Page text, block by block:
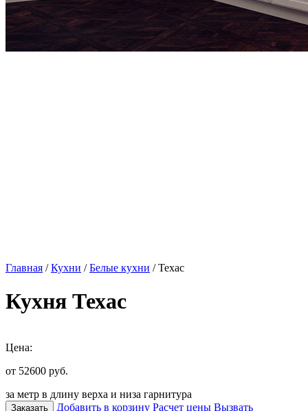
Главная /Кухни /Белые кухни / Техас
Кухня Техас
Цена:
от 52600 руб.
за метр в длину верха и низа гарнитура
Заказать Добавить в корзину Расчет цены Вызвать